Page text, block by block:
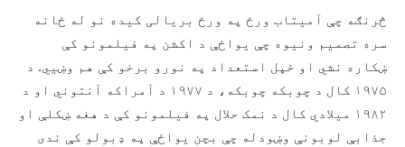
څرنګه چې آمیتاب ورځ په ورځ بریالی کیده نو له ځانه
سره تصمیم ونیوه چې یواځې د اکشن په فیلمونو کې
ښکاره نشي او خپل استعداد په نورو برخو کې هم وښيي. د
۱۹۷۵ کال د چوبکه چوبکه، د ۱۹۷۷ د آمراکه آنتوني او د
۱۹۸۲ میلادي کال د نمک حلال په فیلمونو کې د هغه ښکلې او
جذابې لوبونې وښودله چې بچن یواځې په ډبولو کې ندی